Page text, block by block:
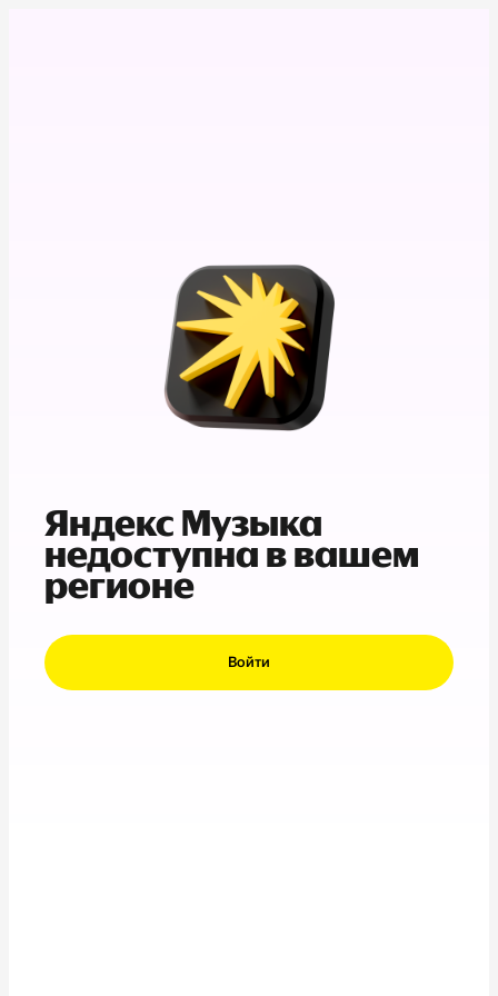
Яндекс Музыка
недоступна в вашем
регионе
Войти